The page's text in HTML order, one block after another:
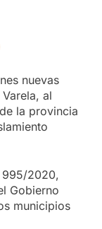
nuevas
al
la provincia
995/2020,
Gobierno
municipios